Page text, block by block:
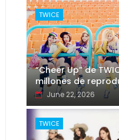
TWICE
“Cheer Up” de
millones de
June 22, 2026
TWICE